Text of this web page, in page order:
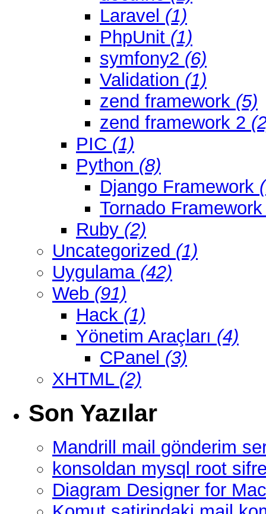
Laravel (1)
PhpUnit (1)
symfony2 (6)
Validation (1)
zend framework (5)
zend framework 2
PIC (1)
Python (8)
Django Framework
Tornado
Ruby (2)
Uncategorized (1)
Uygulama (42)
Web (91)
Hack (1)
Yönetim Araçları (4)
CPanel (3)
XHTML (2)
Son Yazılar
Mandrill mail gönderim
konsoldan mysql root
Diagram Designer for